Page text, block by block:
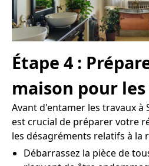
Étape 4 :
maison pour
Avant d'entamer les travaux à
est crucial de préparer votre
les désagréments relatifs à la
Débarrassez la pièce de